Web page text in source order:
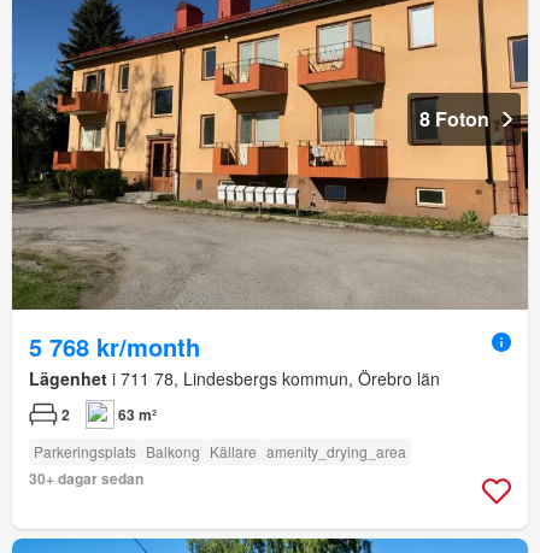
8 Foton
5 768 kr/month
Lägenhet i 711 78, Lindesbergs kommun, Örebro län
2 63 m²
Parkeringsplats Balkong Källare amenity_drying_area
30+ dagar sedan